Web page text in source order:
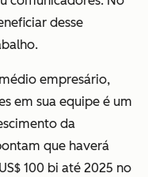
desse
empresário,
em sua equipe é um
da
que haverá
100 bi até 2025 no